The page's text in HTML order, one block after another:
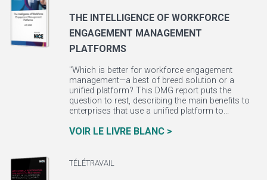
THE INTELLIGENCE OF WORKFORCE
ENGAGEMENT MANAGEMENT
PLATFORMS
"Which is better for workforce engagement
management—a best of breed solution or a
unified platform? This DMG report puts the
question to rest, describing the main benefits to
enterprises that use a unified platform to...
VOIR LE LIVRE BLANC >
TÉLÉTRAVAIL